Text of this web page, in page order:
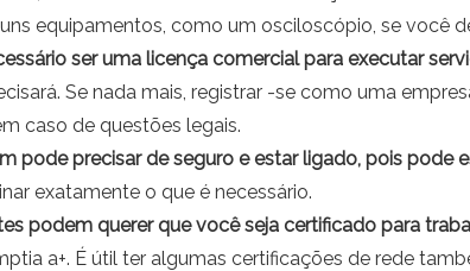
equipamentos, como um osciloscópio, se você
ser uma licença comercial para executar
Se nada mais, registrar -se como uma
caso de questões legais.
pode precisar de seguro e estar ligado, pois pode
exatamente o que é necessário.
podem querer que você seja certificado para
a+. É útil ter algumas certificações de rede